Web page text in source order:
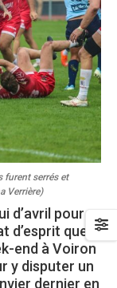
furent serrés et
Verrière)
d’avril pour
d’esprit que
end à Voiron
y disputer un
dernier en